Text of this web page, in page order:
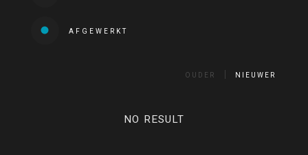
AFGEWERKT
OUDER NIEUWER
NO RESULT